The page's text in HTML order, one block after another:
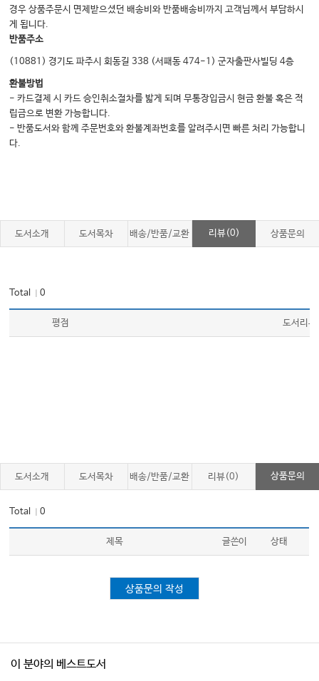
기관 신청서)
#54. 의료급여수급권자의 상급병원 진료
처방
#57. 의료기관종사자의 결핵 및 잠복결핵검진
#58. 예방접종 문진표 리뷰하기
01. 의료광고 관련 민원
#01. 의료광고 시 유의사항
#04. 의료법상 금지되는 환자유인행위와 합법적인 의료광고를 어떻게 구별할까
02. 현지조사 관련 민원
#10. 부당청구 상시감지시스템과 15개 지표
#11. 현지조사를 피하기 위한 구체적인 대비 방안
#12. 현지조사 적발 사례
#13. 비급여 진료 후 요양급여 청구, 이것만은 반드시 체크하자!
#14. 방사선 증량청구 형사고발 사례를 통한 거짓청구 대응방안
#16. 현지조사 시 조사대상기간을 문제삼아 행정처분 취소시킬 수 있다
#18. 개원 의료기관에서 간호사·간호조무사의 업무범위와 의사의 지도감독
경우 상품주문시 면제받으셨던 배송비와 반품배송비까지 고객님께서 부담하시
게 됩니다.
반품주소
(10881) 경기도 파주시 회동길 338 (서패동 474-1) 군자출판사빌딩 4층
환불방법
- 카드결제 시 카드 승인취소절차를 밟게 되며 무통장입금시 현금 환불 혹은 적
립금으로 변환 가능합니다.
- 반품도서와 함께 주문번호와 환불계좌번호를 알려주시면 빠른 처리 가능합니
다.
도서소개 도서목차 배송/반품/교환 리뷰(0) 상품문의
Total ｜0
평점 도서리뷰
도서소개 도서목차 배송/반품/교환 리뷰(0) 상품문의
Total ｜0
제목 글쓴이 상태
상품문의 작성
이 분야의 베스트도서